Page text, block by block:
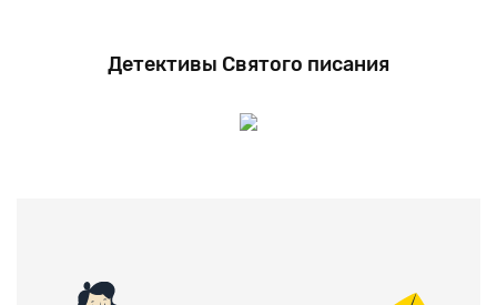
Детективы Святого писания